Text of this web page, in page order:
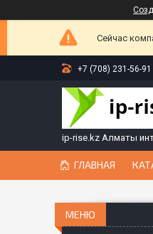
Сейчас
+7 (708) 231-56-91
ip-rise.kz Алматы
ГЛАВНАЯ